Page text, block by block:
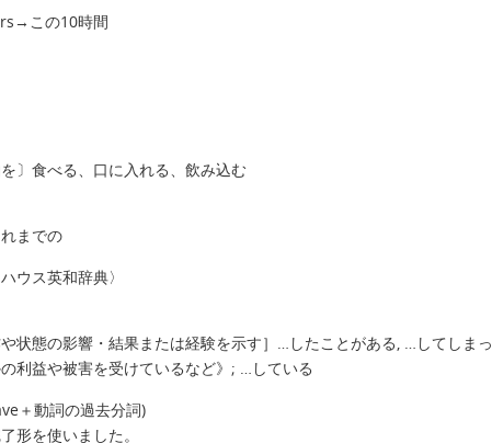
この10時間
を〕食べる、口に入れる、飲み込む
までの
ウス英和辞典〉
や状態の影響・結果または経験を示す］…したことがある, …してしま
利益や被害を受けているなど》; …している
＋動詞の過去分詞)
形を使いました。